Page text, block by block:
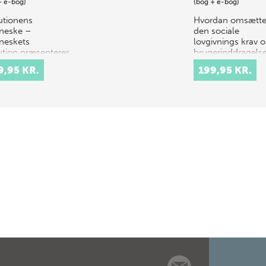
e-bog)
–
præsenterer
bud på
og
af
KR.
(bog + e-bog)
Hvordan
den sociale
lovgivnings krav
brugerinddragelse,
retssikkerhed og
indsatser i praksis i
199,95 KR.